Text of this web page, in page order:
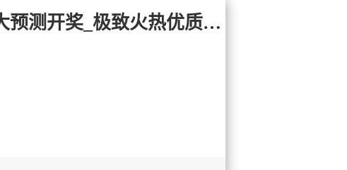
易记网址:28yc.com 加拿大2.8-pc加拿大|28预测开奖|pc加拿大预测开奖_极致火热优质的免费预测